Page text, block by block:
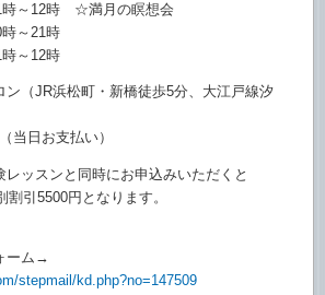
時～12時 ☆満月の瞑想会
～21時
～12時
ン（JR浜松町・新橋徒歩5分、 大江戸線汐
当日お支払い）
レッスンと同時にお申込みいただくと
5500円となります。
ーム→
stepmail/kd.php?no=147509